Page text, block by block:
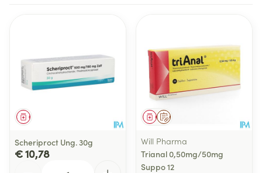
Geneesmiddel
Scheriproct Ung. 30g
€ 10,78
Op voorschrift
Geneesmiddel
Will Pharma
Trianal 0,50mg/50mg
Suppo 12